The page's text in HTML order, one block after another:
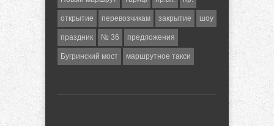
открытие перевозчикам закрытие шоу
праздник № 36 предложения
Бугринский мост маршрутное такси